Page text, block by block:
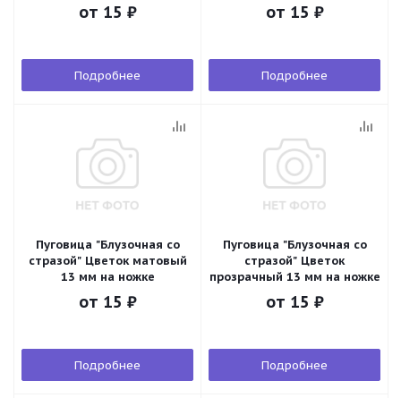
от 15 ₽
Подробнее
от 15 ₽
Подробнее
Пуговица "Блузочная со
стразой" Цветок матовый
13 мм на ножке
от 15 ₽
Подробнее
Пуговица "Блузочная со
стразой" Цветок
прозрачный 13 мм на ножке
от 15 ₽
Подробнее